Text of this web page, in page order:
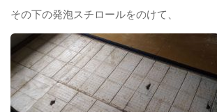
その下の発泡スチロールをのけて、